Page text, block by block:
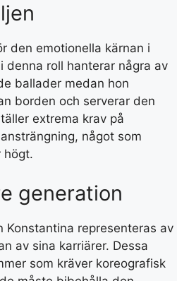
den emotionella kärnan i
denna roll hanterar några av
ballader medan hon
borden och serverar den
extrema krav på
något som
högt.
generation
Konstantina representeras av
av sina karriärer. Dessa
som kräver koreografisk